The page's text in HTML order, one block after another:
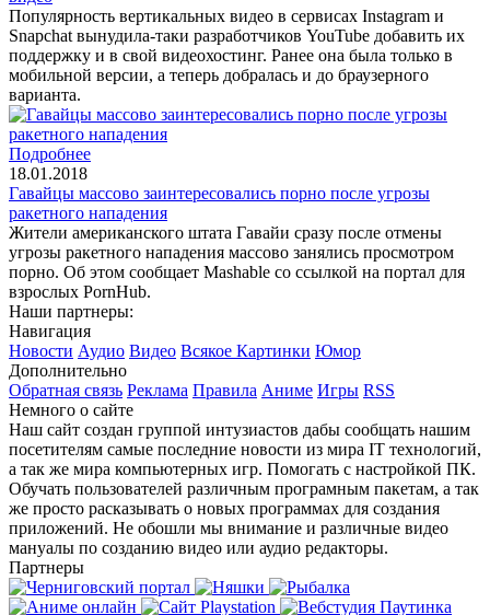
Популярность вертикальных видео в сервисах Instagram и
Snapchat вынудила-таки разработчиков YouTube добавить их
поддержку и в свой видеохостинг. Ранее она была только в
мобильной версии, а теперь добралась и до браузерного
варианта.
Подробнее
18.01.2018
Гавайцы массово заинтересовались порно после угрозы
ракетного нападения
Жители американского штата Гавайи сразу после отмены
угрозы ракетного нападения массово занялись просмотром
порно. Об этом сообщает Mashable со ссылкой на портал для
взрослых PornHub.
Наши партнеры:
Навигация
Новости Аудио Видео Всякое Картинки Юмор
Дополнительно
Обратная связь Реклама Правила Аниме Игры RSS
Немного о сайте
Наш сайт создан группой интузиастов дабы сообщать нашим
посетителям самые последние новости из мира IT технологий,
а так же мира компьютерных игр. Помогать с настройкой ПК.
Обучать пользователей различным програмным пакетам, а так
же просто расказывать о новых программах для создания
приложений. Не обошли мы внимание и различные видео
мануалы по созданию видео или аудио редакторы.
Партнеры